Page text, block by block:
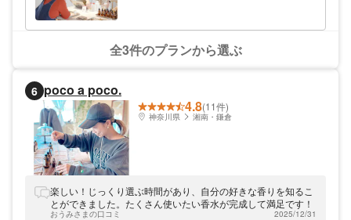
押しで刻印すれば、あなただけの一品が完成
です。 所要時間はおよそ10〜30分。専用ボ
ックスと巾着袋付きで、その日のお持ち帰り
過ごしください。
全3件のプランから選ぶ
6 poco a poco.
4.8(11件)
神奈川県 湘南・鎌倉
楽しい！じっくり選ぶ時間があり、自分の好きな香りを知るこ
とができました。たくさん使いたい香水が完成して満足です！
おうみさまの口コミ 2025/12/31